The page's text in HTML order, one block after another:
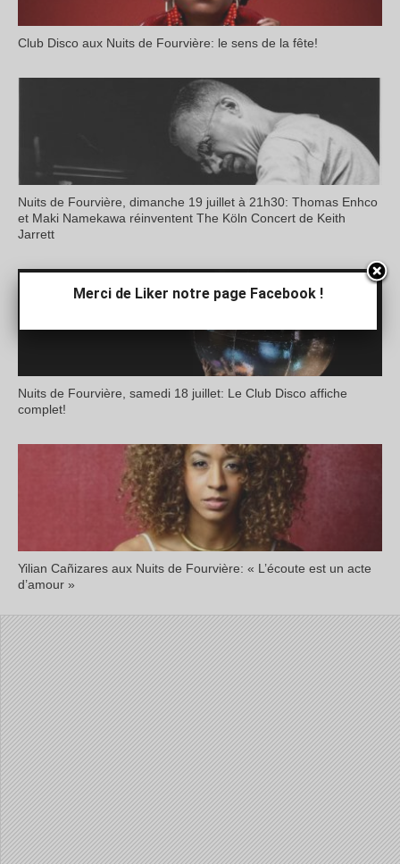
Club Disco aux Nuits de Fourvière: le sens de la fête!
Nuits de Fourvière, dimanche 19 juillet à 21h30: Thomas Enhco
et Maki Namekawa réinventent The Köln Concert de Keith
Jarrett
Nuits de Fourvière, samedi 18 juillet: Le Club Disco affiche
complet!
Yilian Cañizares aux Nuits de Fourvière: « L’écoute est un acte
d’amour »
Merci de Liker notre page Facebook !